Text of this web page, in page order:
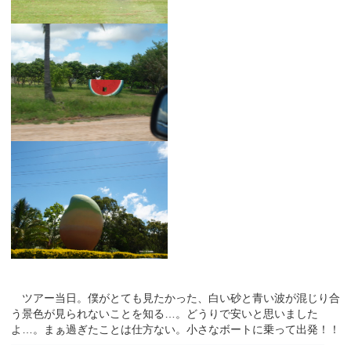
ツアー当日。僕がとても見たかった、白い砂と青い波が混じり合
う景色が見られないことを知る…。どうりで安いと思いました
よ…。まぁ過ぎたことは仕方ない。小さなボートに乗って出発！！